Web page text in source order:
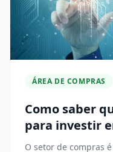
ÁREA DE COMPRAS
Como saber
para investir
compras?
O setor de compras